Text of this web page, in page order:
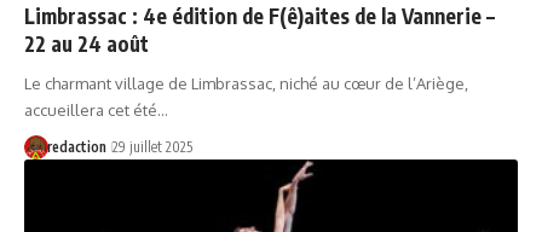
Limbrassac : 4e édition de F(ê)aites de la Vannerie –
22 au 24 août
Le charmant village de Limbrassac, niché au cœur de l’Ariège,
accueillera cet été…
redaction 29 juillet 2025